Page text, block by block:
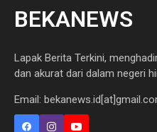
BEKANEWS
Lapak Berita Terkini,
dan akurat dari dalam negeri
Email: